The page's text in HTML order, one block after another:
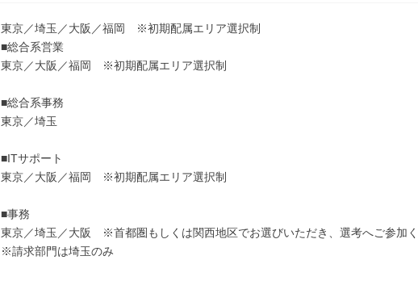
東京／埼玉／大阪／福岡 ※初期配属エリア選択制
■総合系営業
東京／大阪／福岡 ※初期配属エリア選択制
■総合系事務
東京／埼玉
■ITサポート
東京／大阪／福岡 ※初期配属エリア選択制
■事務
東京／埼玉／大阪 ※首都圏もしくは関西地区でお選びいただき、選考へご参加
※請求部門は埼玉のみ